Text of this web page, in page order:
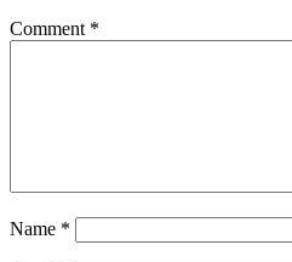
Comment *
Name *